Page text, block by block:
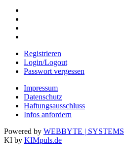
Registrieren
Login/Logout
Passwort vergessen
Impressum
Datenschutz
Haftungsausschluss
Infos anfordern
Powered by WEBBYTE | SYSTEMS
KI by KIMpuls.de